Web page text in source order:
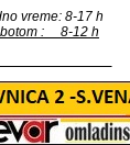
vreme: 8-17 h
: 8-12 h